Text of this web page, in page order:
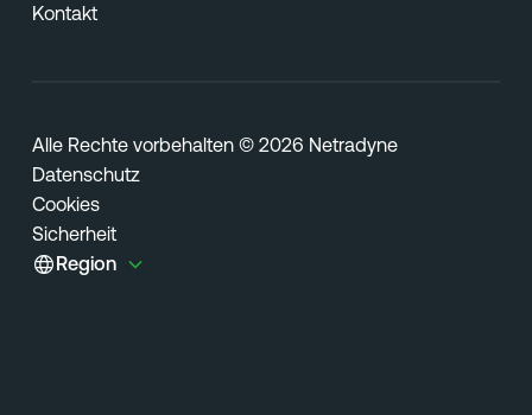
Kontakt
Alle Rechte vorbehalten © 2026 Netradyne
Datenschutz
Cookies
Sicherheit
Region